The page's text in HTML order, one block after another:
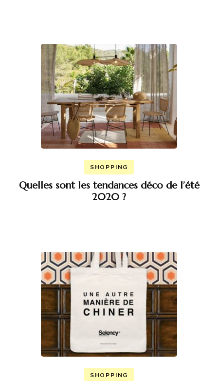
SHOPPING
Quelles sont les tendances déco de l’été
2020 ?
SHOPPING